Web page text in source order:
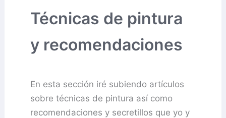
Técnicas de pintura
y recomendaciones
En esta sección iré subiendo artículos
sobre técnicas de pintura así como
recomendaciones y secretillos que yo y